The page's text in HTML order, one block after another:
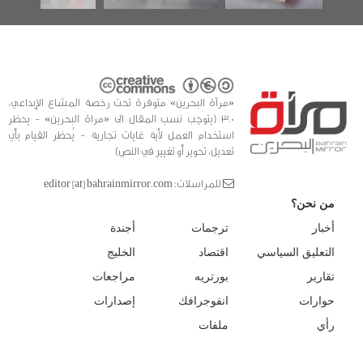
«مرآة البحرين» متوفرة تحت رخصة المشاع الإبداعي،
3.0 (يتوجب نسب المقال الى «مراة البحرين» - يحظر
استخدام العمل لأية غايات تجارية - يُحظر القيام بأي
تعديل، تحوير أو تغيير في النص)
للمراسلات: editor [at] bahrainmirror.com
من نحن؟
أخبار
التعليق السياسي
تقارير
حوارات
رأي
ترجمات
اقتصاد
بورتريه
انفوجرافك
ملفات
أجندة
الخليج
مراجعات
إصدارات